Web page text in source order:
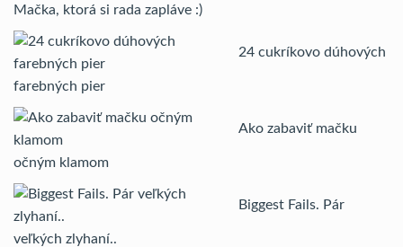
Mačka, ktorá si rada zapláve :)
24 cukríkovo dúhových
farebných pier
Ako zabaviť mačku
očným klamom
Biggest Fails. Pár
veľkých zlyhaní..